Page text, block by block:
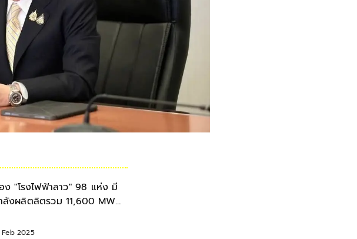
ง "โรงไฟฟ้าลาว" 98 แห่ง มี
ลังผลิตลิตรวม 11,600 MW
Feb 2025